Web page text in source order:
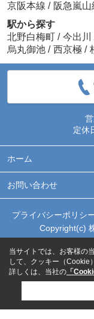
京阪本線 / 阪急嵐山
駅から探す
北野白梅町 / 今出川
烏丸御池 / 西京極 /
定休
ホーム
お問い合わせ
プライバシーポリシ
Copyright(c)
当サイトでは、お客様の
して、クッキー（Cookie
詳しくは、当社の 「